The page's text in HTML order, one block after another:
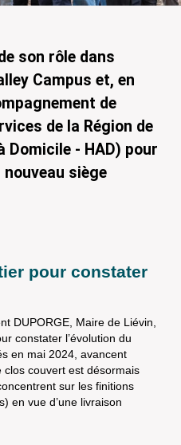
son rôle dans
Campus et, en
de
de la Région de
Domicile - HAD) pour
siège
pour constater
DUPORGE, Maire de Liévin,
constater l’évolution du
en mai 2024, avancent
couvert est désormais
sur les finitions
en vue d’une livraison